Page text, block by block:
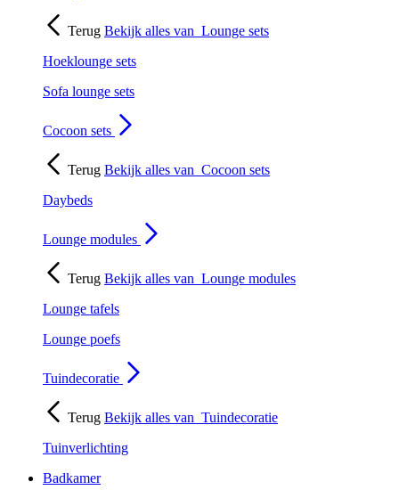
Terug Bekijk alles van Lounge sets
Hoeklounge sets
Sofa lounge sets
Cocoon sets
Terug Bekijk alles van Cocoon sets
Daybeds
Lounge modules
Terug Bekijk alles van Lounge modules
Lounge tafels
Lounge poefs
Tuindecoratie
Terug Bekijk alles van Tuindecoratie
Tuinverlichting
Badkamer